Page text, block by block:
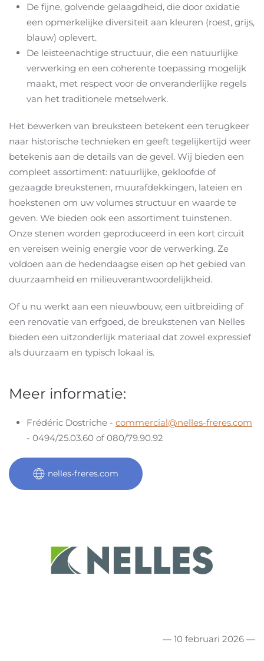
De fijne, golvende gelaagdheid, die door oxidatie
een opmerkelijke diversiteit aan kleuren (roest, grijs,
blauw) oplevert.
De leisteenachtige structuur, die een natuurlijke
verwerking en een coherente toepassing mogelijk
maakt, met respect voor de onveranderlijke regels
van het traditionele metselwerk.
Het bewerken van breuksteen betekent een terugkeer
naar historische technieken en geeft tegelijkertijd weer
betekenis aan de details van de gevel. Wij bieden een
compleet assortiment: natuurlijke, gekloofde of
gezaagde breukstenen, muurafdekkingen, lateien en
hoekstenen om uw volumes structuur en waarde te
geven. We bieden ook een assortiment tuinstenen.
Onze stenen worden geproduceerd in een kort circuit
en vereisen weinig energie voor de verwerking. Ze
voldoen aan de hedendaagse eisen op het gebied van
duurzaamheid en milieuverantwoordelijkheid.
Of u nu werkt aan een nieuwbouw, een uitbreiding of
een renovatie van erfgoed, de breukstenen van Nelles
bieden een uitzonderlijk materiaal dat zowel expressief
als duurzaam en typisch lokaal is.
Meer informatie:
Frédéric Dostriche - commercial@nelles-freres.com
- 0494/25.03.60 of 080/79.90.92
nelles-freres.com
— 10 februari 2026 —